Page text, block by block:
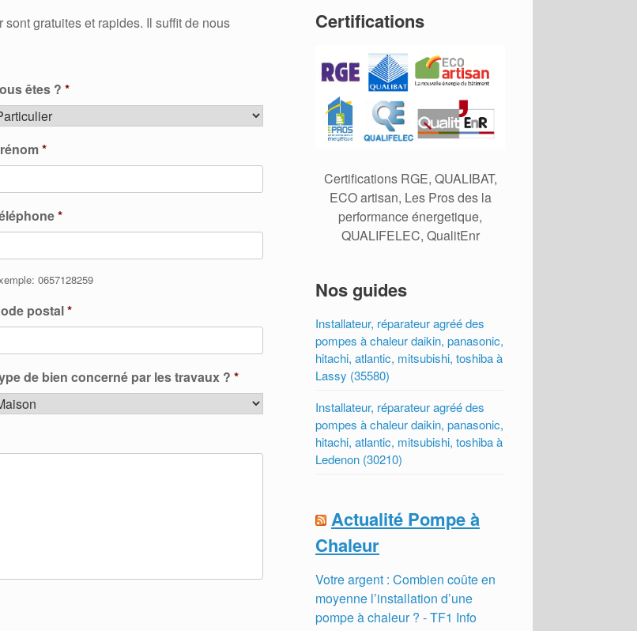
gratuites et rapides. Il suffit de nous
êtes ? *
*
*
0657128259
postal*
de bien concerné par les travaux ? *
Certifications
Certifications RGE, QUALIBAT,
ECO artisan, Les Pros des la
performance énergetique,
QUALIFELEC, QualitEnr
Nos guides
Installateur, réparateur agréé des
pompes à chaleur daikin, panasonic,
hitachi, atlantic, mitsubishi, toshiba à
Lassy (35580)
Installateur, réparateur agréé des
pompes à chaleur daikin, panasonic,
hitachi, atlantic, mitsubishi, toshiba à
Ledenon (30210)
Actualité Pompe à
Chaleur
Votre argent : Combien coûte en
moyenne l’installation d’une
pompe à chaleur ? - TF1 Info